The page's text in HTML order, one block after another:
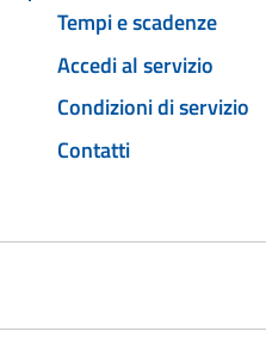
Tempi e scadenze
Accedi al servizio
Condizioni di servizio
Contatti